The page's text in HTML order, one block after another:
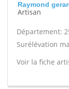
Raymond
Artisan
Département:
Surélévation
Voir la fiche